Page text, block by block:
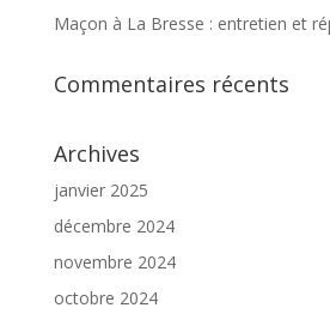
Maçon à La Bresse : entretien et
Commentaires récents
Archives
janvier 2025
décembre 2024
novembre 2024
octobre 2024